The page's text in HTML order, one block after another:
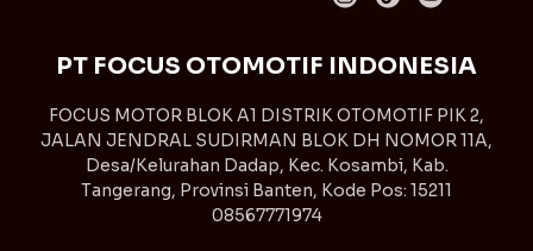
PT FOCUS OTOMOTIF INDONESIA
FOCUS MOTOR BLOK A1 DISTRIK OTOMOTIF PIK 2,
JALAN JENDRAL SUDIRMAN BLOK DH NOMOR 11A,
Desa/Kelurahan Dadap, Kec. Kosambi, Kab.
Tangerang, Provinsi Banten, Kode Pos: 15211
08567771974